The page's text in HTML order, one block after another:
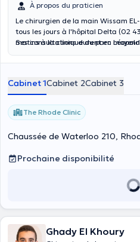
À propos du praticien
Le chirurgien de la main Wissam
tous les jours à l'hôpital Delta (02 434 8108) ainsi
matins à la clinique du parc Léopold (02 434 8103). Il
(fracture/luxation, plaie, section
au sport (tendinites, entorses,
tendineuses). Il maîtrise les
invasives en chirurgie de la main et
poignet. Son expertise s'étend au
Ses consultations durent en
Cabinet 1Cabinet 2Cabinet 3
The Rhode Clinic
Chaussée de Waterloo 210,
Prochaine disponibilité
Ghady El Khoury